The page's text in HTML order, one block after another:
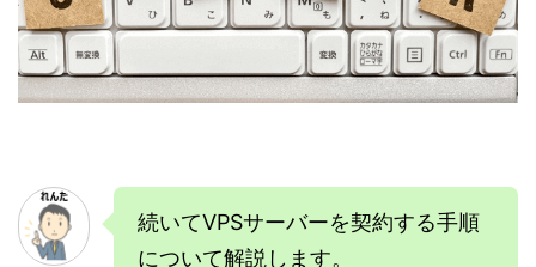
続いてVPSサーバーを契約する手順
について解説します。